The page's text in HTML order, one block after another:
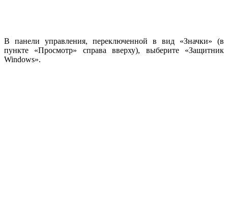
В панели управления, переключенной в вид «Значки» (в
пункте «Просмотр» справа вверху), выберите «Защитник
Windows».